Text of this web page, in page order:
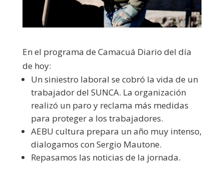
En el programa de Camacuá Diario del día
de hoy:
Un siniestro laboral se cobró la vida de un
trabajador del SUNCA. La organización
realizó un paro y reclama más medidas
para proteger a los trabajadores.
AEBU cultura prepara un año muy intenso,
dialogamos con Sergio Mautone.
Repasamos las noticias de la jornada.